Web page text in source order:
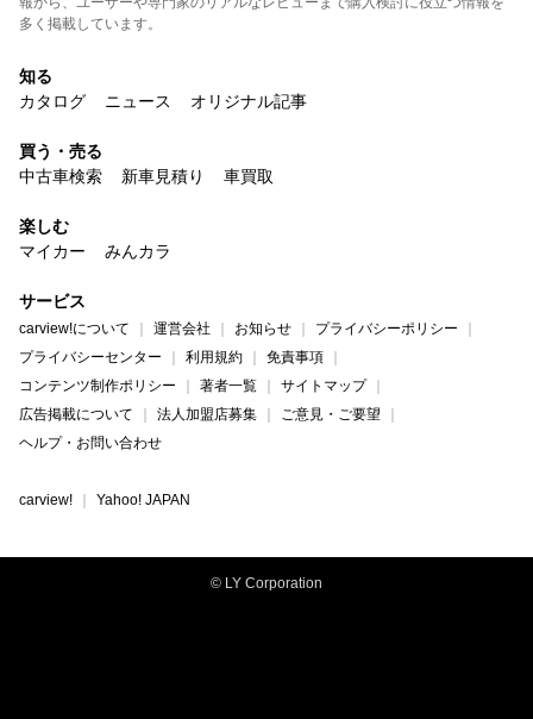
多く掲載しています。
知る
カタログ
ニュース オリジナル記事
買う・売る
中古車検索
新車見積り 車買取
楽しむ
マイカー
みんカラ
サービス
carview!について 運営会社 お知らせ
プライバシーポリシー
プライバシーセンター
利用規約
免責事項
コンテンツ制作ポリシー
著者一覧
サイトマップ
広告掲載について
法人加盟店募集
ご意見・ご要望
ヘルプ・お問い合わせ
carview! Yahoo! JAPAN
© LY Corporation